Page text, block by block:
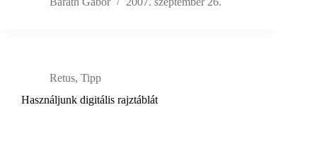
Retus, Tipp
Használjunk digitális rajztáblát